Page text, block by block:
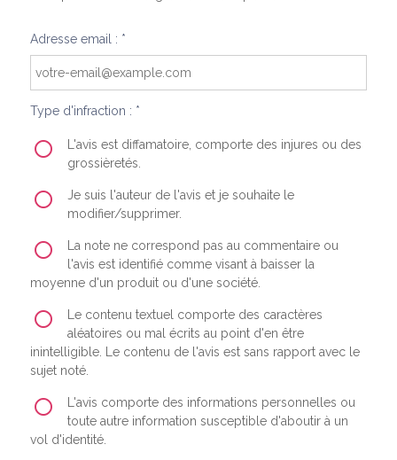
Adresse email : *
Type d'infraction : *
L'avis est diffamatoire, comporte des injures ou des
grossièretés.
Je suis l'auteur de l'avis et je souhaite le
modifier/supprimer.
La note ne correspond pas au commentaire ou
l'avis est identifié comme visant à baisser la
moyenne d'un produit ou d'une société.
Le contenu textuel comporte des caractères
aléatoires ou mal écrits au point d'en être
inintelligible. Le contenu de l'avis est sans rapport avec le
sujet noté.
L'avis comporte des informations personnelles ou
toute autre information susceptible d'aboutir à un
vol d'identité.